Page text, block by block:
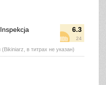
6.3
24
в титрах не указан)